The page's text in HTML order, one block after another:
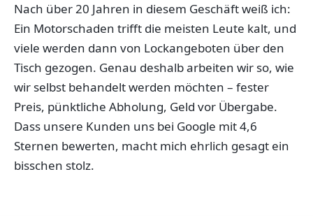
Nach über 20 Jahren in diesem Geschäft weiß ich:
Ein Motorschaden trifft die meisten Leute kalt, und
viele werden dann von Lockangeboten über den
Tisch gezogen. Genau deshalb arbeiten wir so, wie
wir selbst behandelt werden möchten – fester
Preis, pünktliche Abholung, Geld vor Übergabe.
Dass unsere Kunden uns bei Google mit 4,6
Sternen bewerten, macht mich ehrlich gesagt ein
bisschen stolz.